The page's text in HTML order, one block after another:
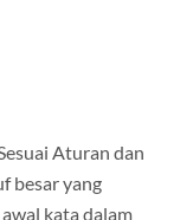
Aturan dan
besar yang
kata dalam